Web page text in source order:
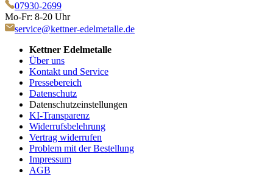
07930-2699
Mo-Fr: 8-20 Uhr
service@kettner-edelmetalle.de
Kettner Edelmetalle
Über uns
Kontakt und Service
Pressebereich
Datenschutz
Datenschutzeinstellungen
KI-Transparenz
Widerrufsbelehrung
Vertrag widerrufen
Problem mit der Bestellung
Impressum
AGB